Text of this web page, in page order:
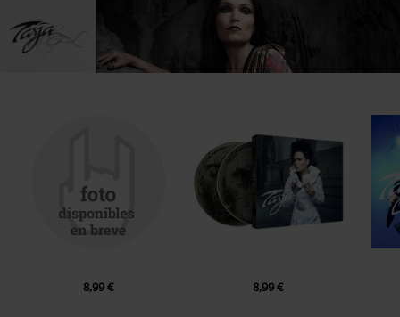
8,99 € 8,99 €